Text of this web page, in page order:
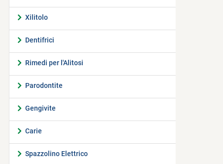
Xilitolo
Dentifrici
Rimedi per l'Alitosi
Parodontite
Gengivite
Carie
Spazzolino Elettrico